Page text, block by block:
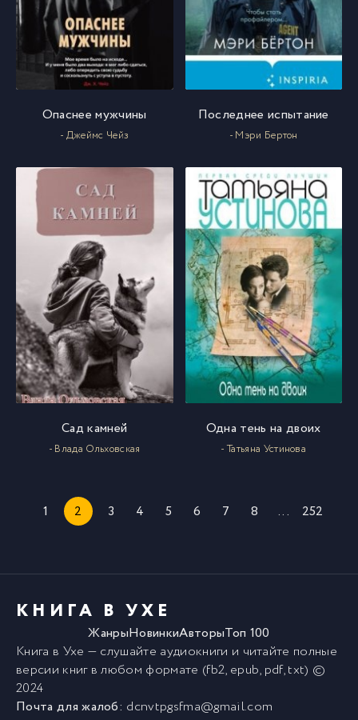
Опаснее мужчины
- Джеймс Чейз
Последнее испытание
- Мэри Бертон
Сад камней
- Влада Ольховская
Одна тень на двоих
- Татьяна Устинова
1 2 3 4 5 6 7 8 ... 252
КНИГА В УХЕ
ЖанрыНовинкиАвторыТоп 100
Книга в Ухе — слушайте аудиокниги и читайте полные
версии книгв любом формате (fb2, epub, pdf, txt) ©
2024
Почта для жалоб: dcnvtpgsfma@gmail.com